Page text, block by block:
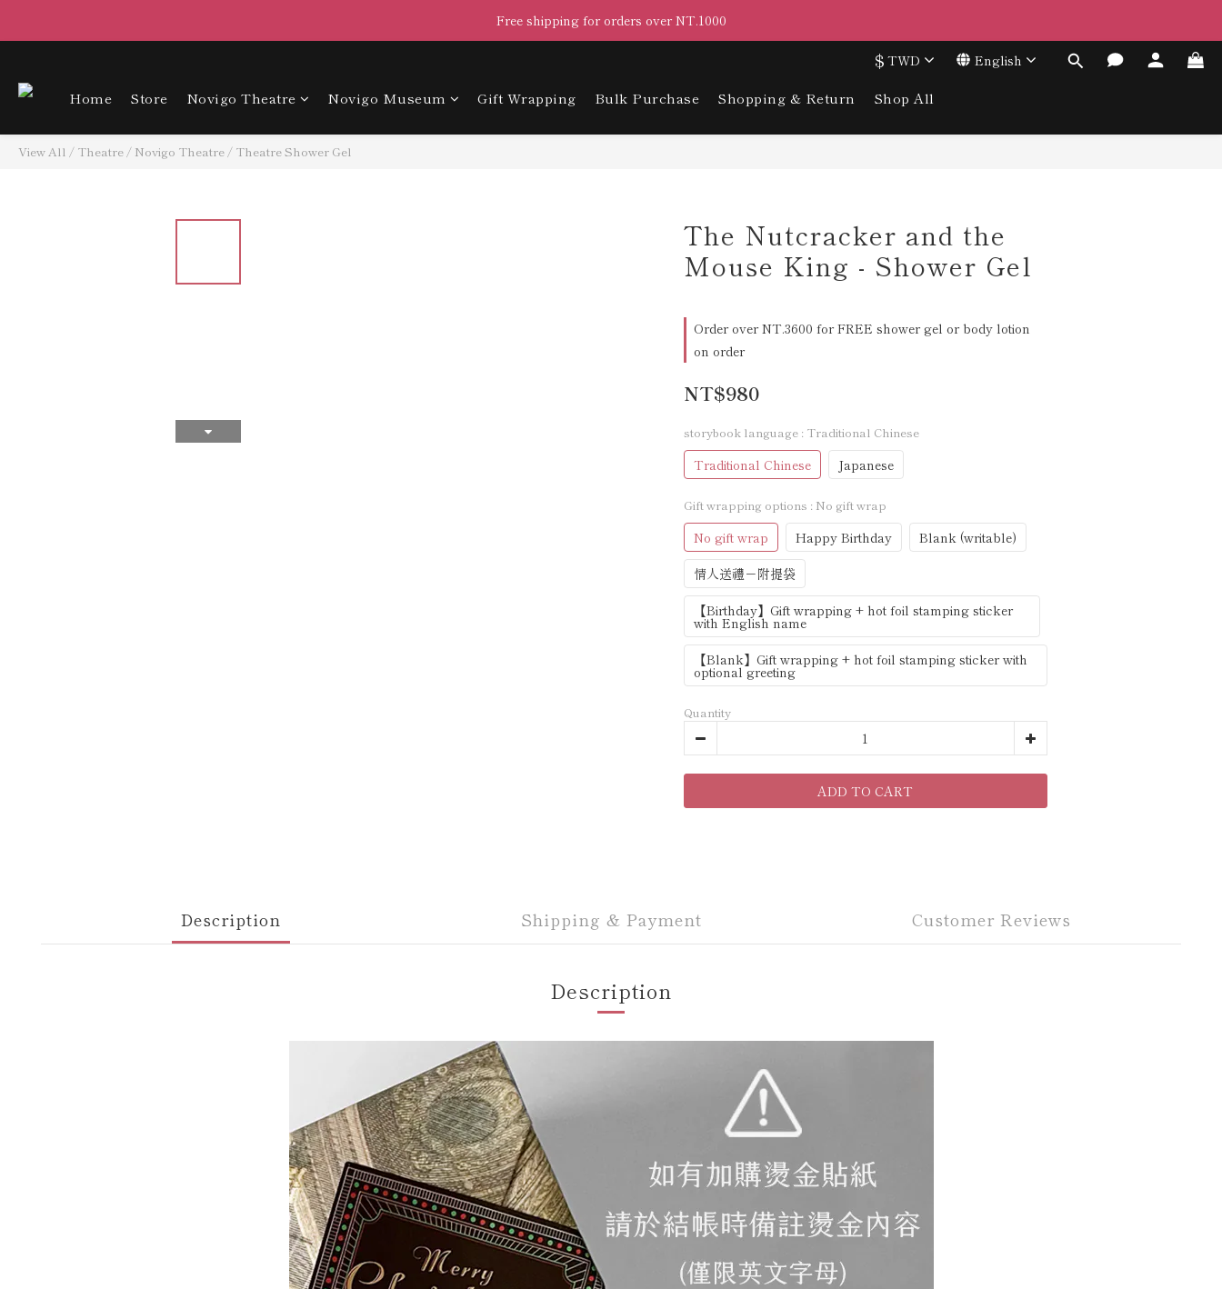
Free shipping for orders over NT.1000
$ TWD English
Home Store Novigo Theatre Novigo Museum Gift Wrapping Bulk Purchase Shopping & Return Shop All
View All / Theatre/ Novigo Theatre/ Theatre Shower Gel
The Nutcracker and the
Mouse King - Shower Gel
Order over NT.3600 for FREE shower gel or body lotion
on order
NT$980
storybook language : Traditional Chinese
Traditional Chinese Japanese
Gift wrapping options : No gift wrap
No gift wrap Happy Birthday
Blank (writable)
情人送禮－附提袋
【Birthday】Gift wrapping + hot foil stamping sticker
with English name
【Blank】Gift wrapping + hot foil stamping sticker with
optional greeting
Quantity
ADD TO CART
Description Shipping & Payment Customer Reviews
Description